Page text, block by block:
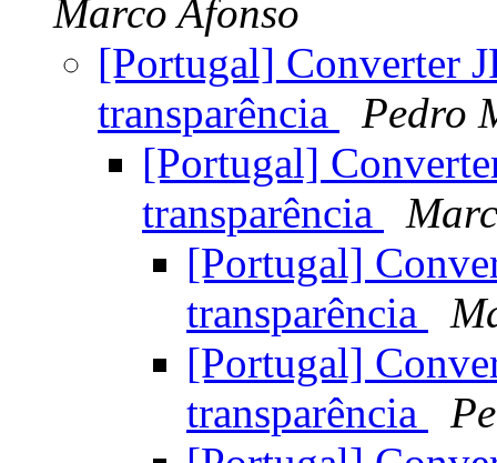
Marco Afonso
[Portugal] Converter
transparência
Pedro
[Portugal]
transparência
[Portugal]
transparência
[Portugal]
transparência